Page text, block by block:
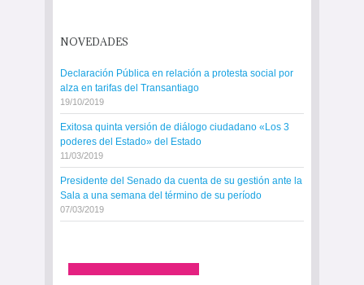
NOVEDADES
Declaración Pública en relación a protesta social por
alza en tarifas del Transantiago
19/10/2019
Exitosa quinta versión de diálogo ciudadano «Los 3
poderes del Estado» del Estado
11/03/2019
Presidente del Senado da cuenta de su gestión ante la
Sala a una semana del término de su período
07/03/2019